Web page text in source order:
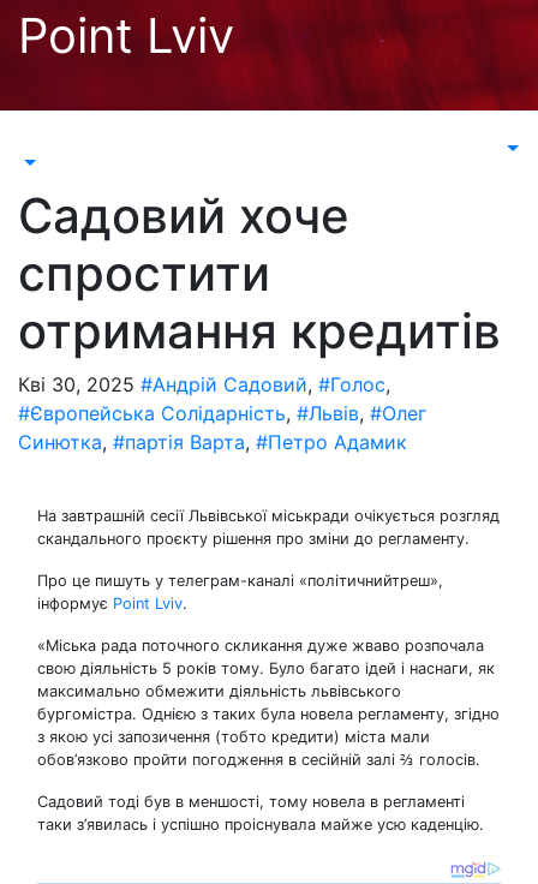
Перейти
Point Lviv
Садовий хоче
спростити
отримання кредитів
Кві 30, 2025 #Андрій Садовий, #Голос,
#Європейська Солідарність, #Львів, #Олег
Синютка, #партія Варта, #Петро Адамик
На завтрашній сесії Львівської міськради очікується розгляд
скандального проєкту рішення про зміни до регламенту.
Про це пишуть у телеграм-каналі «політичнийтреш»,
інформує Point Lviv.
«Міська рада поточного скликання дуже жваво розпочала
свою діяльність 5 років тому. Було багато ідей і наснаги, як
максимально обмежити діяльність львівського
бургомістра. Однією з таких була новела регламенту, згідно
з якою усі запозичення (тобто кредити) міста мали
обов’язково пройти погодження в сесійній залі ⅔ голосів.
Садовий тоді був в меншості, тому новела в регламенті
таки з’явилась і успішно проіснувала майже усю каденцію.